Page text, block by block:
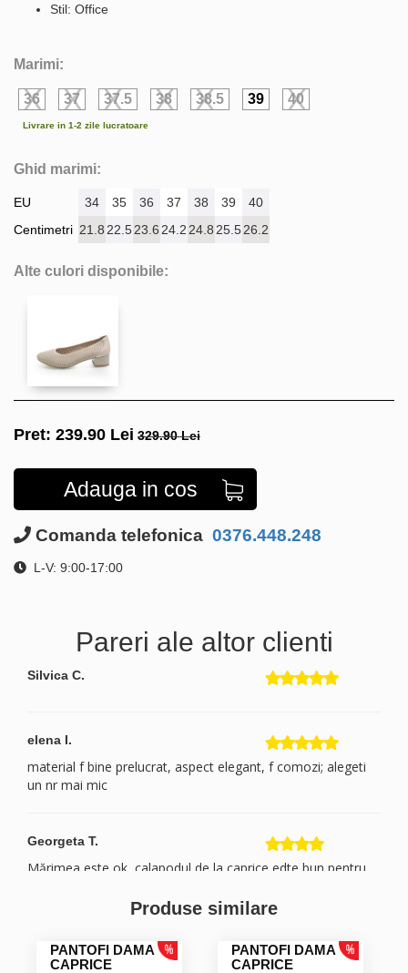
Stil: Office
Marimi:
36 37 37.5 38 38.5 39 40
Livrare in 1-2 zile lucratoare
Ghid marimi:
EU
Centimetri
34 35 36 37 38 39
40
21.8 22.523.6 24.2 24.8 25.526.2
Alte culori disponibile:
Pret: 239.90 Lei 329.90 Lei
Adauga in cos
Comanda telefonica 0376.448.248
L-V: 9:00-17:00
Pareri ale altor clienti
Silvica C.
elena I.
material f bine prelucrat, aspect elegant, f comozi; alegeti
un nr mai mic
Georgeta T.
Mărimea este ok, calapodul de la caprice edte bun pentru
de pe alte site-uri la preț mai mic. Nu ma așteptam ca la
Produse similare
PANTOFI DAMA
CAPRICE
PANTOFI DAMA
CAPRICE